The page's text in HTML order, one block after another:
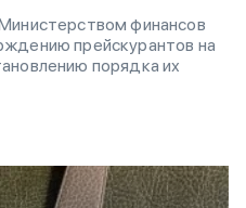
финансов
прейскурантов на
порядка их